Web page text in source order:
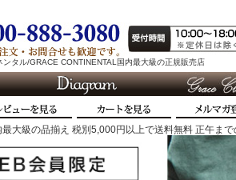
ンタル/GRACE CONTINENTAL国内最大級の正規販売店
大級の品揃え 税別5,000円以上で送料無料 正午ま